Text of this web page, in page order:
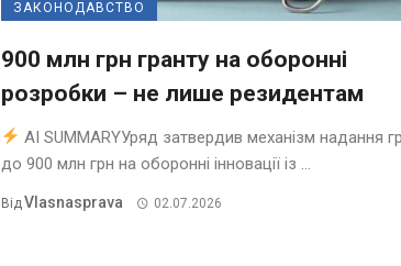
ЗАКОНОДАВСТВО
900 млн грн гранту на оборонні
розробки – не лише резидентам
AI SUMMARYУряд затвердив механізм надання
до 900 млн грн на оборонні інновації із ...
ВідVlasnasprava 02.07.2026